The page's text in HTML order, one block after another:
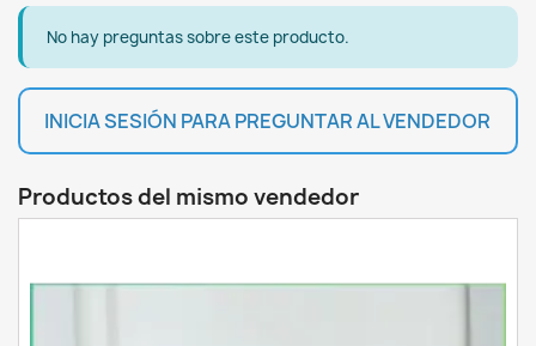
No hay preguntas sobre este producto.
INICIA SESIÓN PARA PREGUNTAR AL VENDEDOR
Productos del mismo vendedor